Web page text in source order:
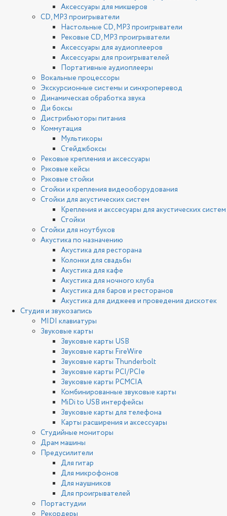
Аксессуары для микшеров
CD, MP3 проигрыватели
Настольные CD, MP3 проигрыватели
Рековые CD, MP3 проигрыватели
Аксессуары для аудиоплееров
Аксессуары для проигрывателей
Портативные аудиоплееры
Вокальные процессоры
Экскурсионные системы и синхроперевод
Динамическая обработка звука
Ди боксы
Дистрибьюторы питания
Коммутация
Мультикоры
Стейджбоксы
Рековые крепления и аксессуары
Рэковые кейсы
Рэковые стойки
Стойки и крепления видеооборудования
Стойки для акустических систем
Крепления и акссесуары для акустических систем
Стойки
Стойки для ноутбуков
Акустика по назначению
Акустика для ресторана
Колонки для свадьбы
Акустика для кафе
Акустика для ночного клуба
Акустика для баров и ресторанов
Акустика для диджеев и проведения дискотек
Студия и звукозапись
MIDI клавиатуры
Звуковые карты
Звуковые карты USB
Звуковые карты FireWire
Звуковые карты Thunderbolt
Звуковые карты PCI/PCIe
Звуковые карты PCMCIA
Комбинированные звуковые карты
MiDi to USB интерфейсы
Звуковые карты для телефона
Карты расширения и аксессуары
Студийные мониторы
Драм машины
Предусилители
Для гитар
Для микрофонов
Для наушников
Для проигрывателей
Портастудии
Рекордеры